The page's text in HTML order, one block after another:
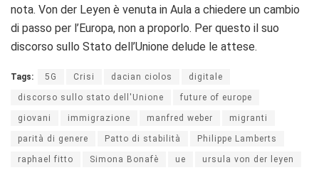
nota. Von der Leyen è venuta in Aula a chiedere un cambio
di passo per l’Europa, non a proporlo. Per questo il suo
discorso sullo Stato dell’Unione delude le attese.
Tags: 5G Crisi dacian ciolos digitale
discorso sullo stato dell'Unione future of europe
giovani immigrazione manfred weber migranti
parità di genere Patto di stabilità Philippe Lamberts
raphael fitto Simona Bonafè ue ursula von der leyen